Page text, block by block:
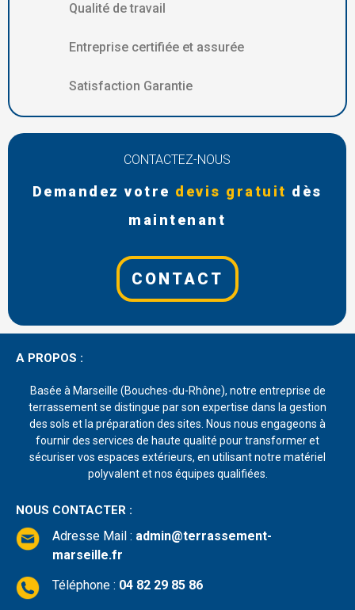
Qualité de travail
Entreprise certifiée et assurée
Satisfaction Garantie
CONTACTEZ-NOUS
Demandez votre devis gratuit dès
maintenant
CONTACT
A PROPOS :
Basée à Marseille (Bouches-du-Rhône), notre entreprise de
terrassement se distingue par son expertise dans la gestion
des sols et la préparation des sites. Nous nous engageons à
fournir des services de haute qualité pour transformer et
sécuriser vos espaces extérieurs, en utilisant notre matériel
polyvalent et nos équipes qualifiées.
NOUS CONTACTER :
Adresse Mail : admin@terrassement-
marseille.fr
Téléphone : 04 82 29 85 86